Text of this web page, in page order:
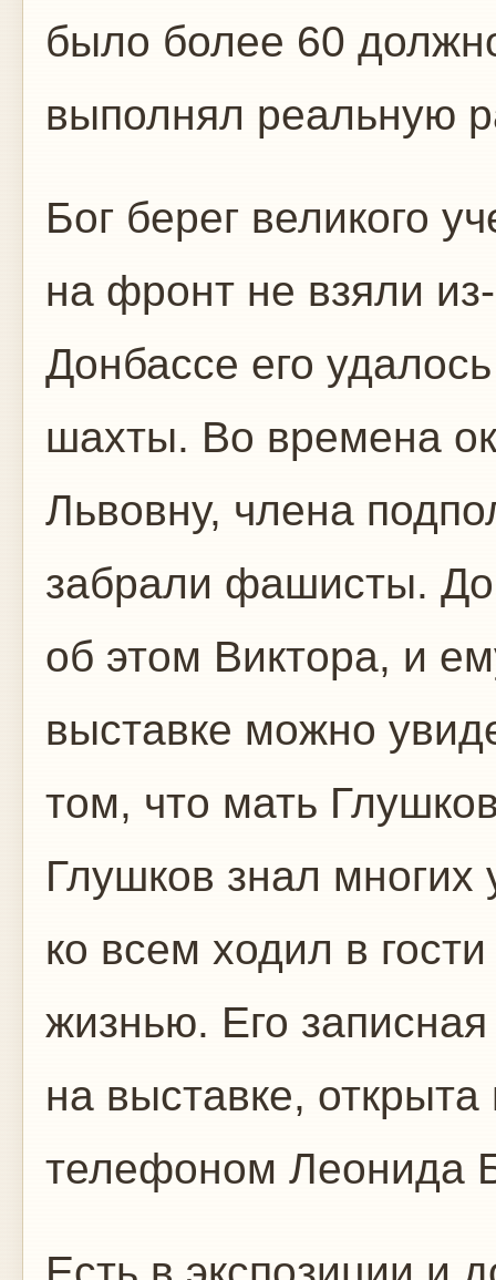
было более 60
выполнял реальную
Бог берег великого
на фронт не взяли
Донбассе его
шахты. Во времена
Львовну, члена
забрали фашисты.
об этом Виктора, и
выставке можно
том, что мать
Глушков знал многих
ко всем ходил в
жизнью. Его
на выставке,
телефоном Леонида